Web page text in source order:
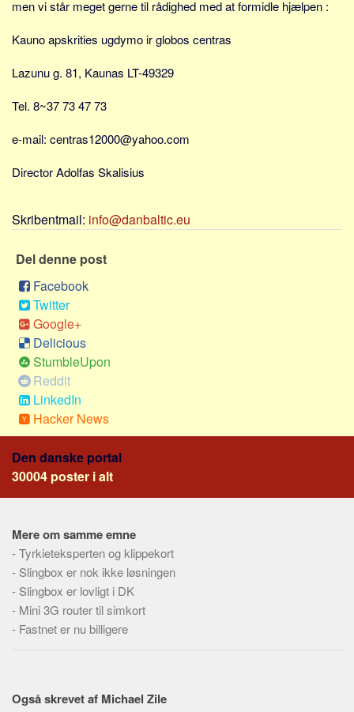
men vi står meget gerne til rådighed med at formidle hjælpen :
Kauno apskrities ugdymo ir globos centras
Lazunu g. 81, Kaunas LT-49329
Tel. 8~37 73 47 73
e-mail: centras12000@yahoo.com
Director Adolfas Skalisius
Skribentmail: info@danbaltic.eu
Del denne post
Facebook
Twitter
Google+
Delicious
StumbleUpon
Reddit
LinkedIn
Hacker News
Den danske portal
30004 poster i alt
Mere om samme emne
-Tyrkieteksperten og klippekort
- Slingbox er nok ikke løsningen
- Slingbox er lovligt i DK
- Mini 3G router til simkort
- Fastnet er nu billigere
Også skrevet af Michael Zile